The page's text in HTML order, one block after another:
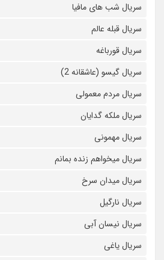
سریال شب های مافیا
سریال قبله عالم
سریال قورباغه
سریال گیسو (عاشقانه 2)
سریال مردم معمولی
سریال ملکه گدایان
سریال مهمونی
سریال میخواهم زنده بمانم
سریال میدان سرخ
سریال نارگیل
سریال نیسان آبی
سریال یاغی